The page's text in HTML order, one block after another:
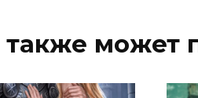
может